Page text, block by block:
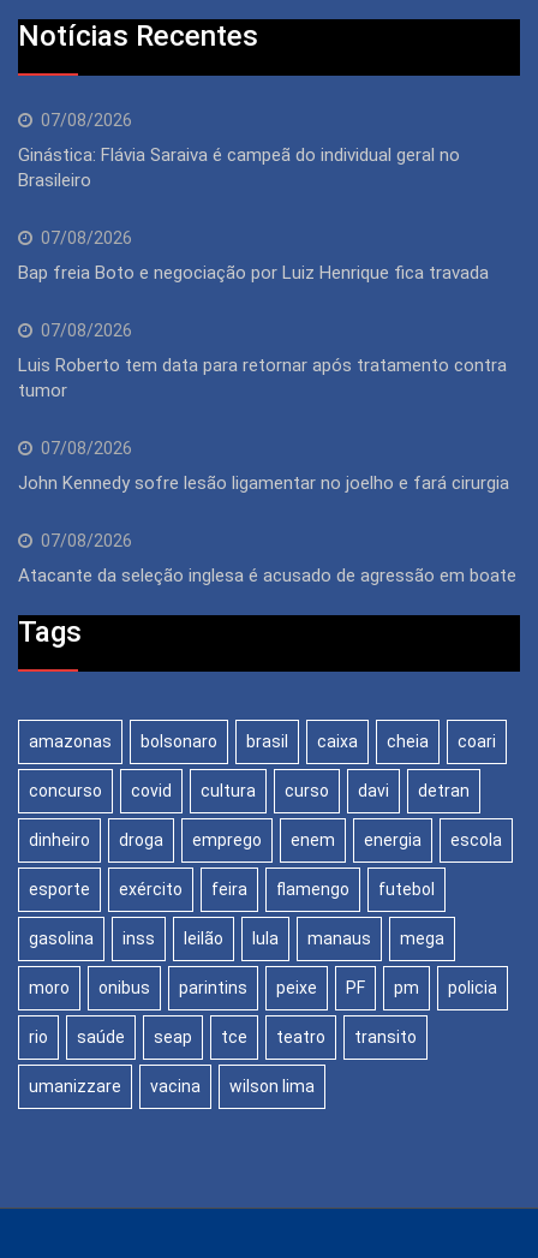
Notícias Recentes
07/08/2026
Ginástica: Flávia Saraiva é campeã do individual geral no
Brasileiro
07/08/2026
Bap freia Boto e negociação por Luiz Henrique fica travada
07/08/2026
Luis Roberto tem data para retornar após tratamento contra
tumor
07/08/2026
John Kennedy sofre lesão ligamentar no joelho e fará cirurgia
07/08/2026
Atacante da seleção inglesa é acusado de agressão em boate
Tags
amazonas bolsonaro brasil caixa cheia coari
concurso covid cultura curso davi detran
dinheiro droga emprego enem energia escola
esporte exército feira flamengo futebol
gasolina inss leilão lula manaus mega
moro onibus parintins peixe PF pm policia
rio saúde seap tce teatro transito
umanizzare vacina wilson lima